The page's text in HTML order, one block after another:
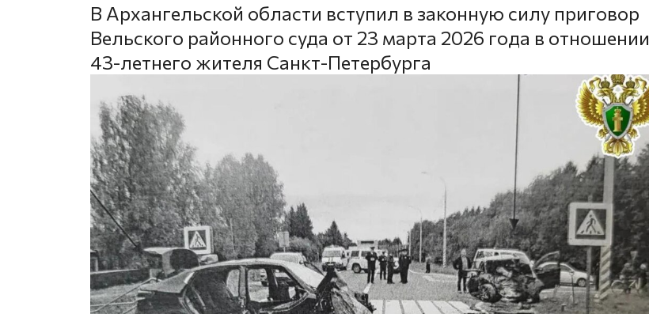
В Архангельской области вступил в законную силу приговор
Вельского районного суда от 23 марта 2026 года в отношении
43-летнего жителя Санкт-Петербурга